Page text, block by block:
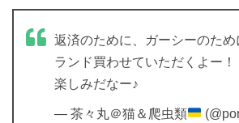
返済のために、ガーシーのた
ランド買わせていただくよー！
楽しみだなー♪
— 茶々丸＠猫＆爬虫類